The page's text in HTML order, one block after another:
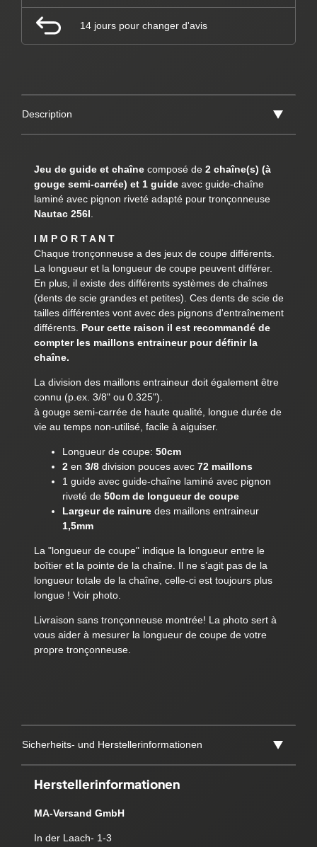
14 jours pour changer d'avis
Description
Jeu de guide et chaîne composé de 2 chaîne(s) (à
gouge semi-carrée) et 1 guide avec guide-chaîne
laminé avec pignon riveté adapté pour tronçonneuse
Nautac 256I
I M P O R T A N T
Chaque tronçonneuse a des jeux de coupe différents.
La longueur et la longueur de coupe peuvent différer.
En plus, il existe des différents systèmes de chaînes
(dents de scie grandes et petites). Ces dents de scie de
tailles différentes vont avec des pignons d'entraînement
différents. Pour cette raison il est recommandé de
compter les maillons entraineur pour définir la
chaîne.
La division des maillons entraineur doit également être
connu (p.ex. 3/8" ou 0.325").
à gouge semi-carrée de haute qualité, longue durée de
vie au temps non-utilisé, facile à aiguiser.
Longueur de coupe: 50cm
2en 3/8division pouces avec 72 maillons
1 guide avec guide-chaîne laminé avec pignon
riveté de 50cm de longueur de coupe
Largeur de rainuredes maillons entraineur
1,5mm
La "longueur de coupe" indique la longueur entre le
boîtier et la pointe de la chaîne. Il ne s’agit pas de la
longueur totale de la chaîne, celle-ci est toujours plus
longue ! Voir photo.
Livraison sans tronçonneuse montrée! La photo sert à
vous aider à mesurer la longueur de coupe de votre
propre tronçonneuse.
Sicherheits- und Herstellerinformationen
Herstellerinformationen
MA-Versand GmbH
In der Laach- 1-3